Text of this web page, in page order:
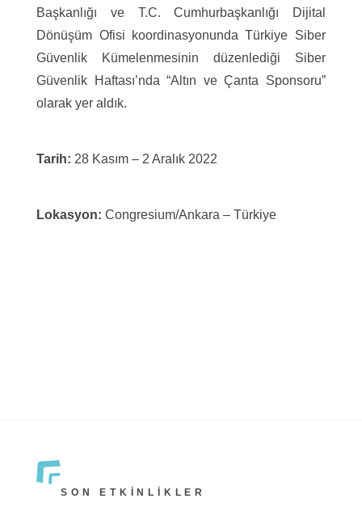
Başkanlığı ve T.C. Cumhurbaşkanlığı Dijital
Dönüşüm Ofisi koordinasyonunda Türkiye Siber
Güvenlik Kümelenmesinin düzenlediği Siber
Güvenlik Haftası’nda “Altın ve Çanta Sponsoru”
olarak yer aldık.
Tarih: 28 Kasım – 2 Aralık 2022
Lokasyon: Congresium/Ankara – Türkiye
SON ETKINLIKLER